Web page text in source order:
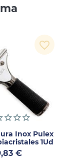
Inox Pulex
1Ud
€
favorite_border